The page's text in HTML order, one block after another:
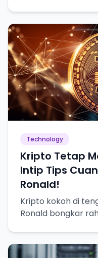
Technology
Kripto Tetap
Intip Tips
Ronald!
Kripto kokoh di
Ronald bongkar